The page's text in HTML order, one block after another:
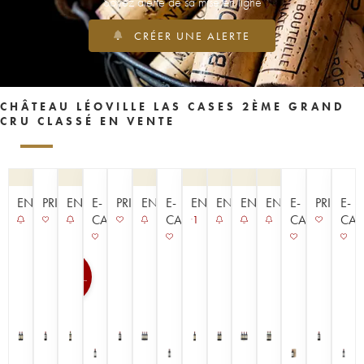
CRÉER UNE ALERTE
CHÂTEAU LÉOVILLE LAS CASES 2ÈME GRAND
CRU CLASSÉ EN VENTE
ENCHÈRE
PRIMEURENCHÈRE
E-
CAVISTE
PRIMEURENCHÈRE
E-
CAVISTE
ENCHÈRE
1
ENCHÈREENCHÈREENCHÈRE
E-
CAVISTE
PRIMEUR
E-